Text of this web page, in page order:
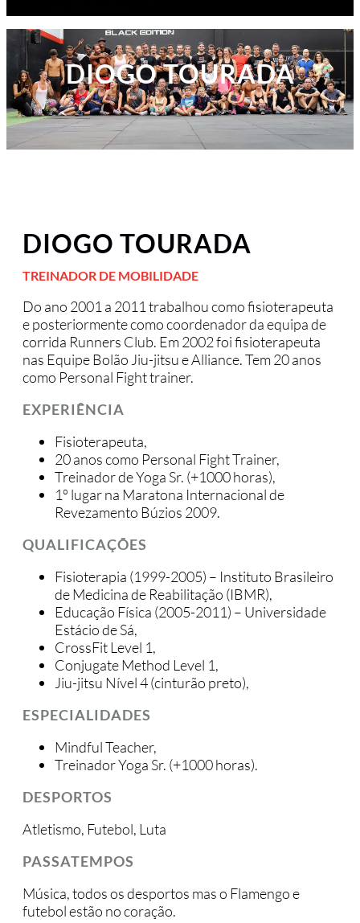
DIOGO TOURADA
DIOGO TOURADA
TREINADOR DE MOBILIDADE
Do ano 2001 a 2011 trabalhou como fisioterapeuta
e posteriormente como coordenador da equipa de
corrida Runners Club. Em 2002 foi fisioterapeuta
nas Equipe Bolão Jiu-jitsu e Alliance. Tem 20 anos
como Personal Fight trainer.
EXPERIÊNCIA
Fisioterapeuta,
20 anos como Personal Fight Trainer,
Treinador de Yoga Sr. (+1000 horas),
1º lugar na Maratona Internacional de
Revezamento Búzios 2009.
QUALIFICAÇÕES
Fisioterapia (1999-2005) – Instituto Brasileiro
de Medicina de Reabilitação (IBMR),
Educação Física (2005-2011) – Universidade
Estácio de Sá,
CrossFit Level 1,
Conjugate Method Level 1,
Jiu-jitsu Nível 4 (cinturão preto),
ESPECIALIDADES
Mindful Teacher,
Treinador Yoga Sr. (+1000 horas).
DESPORTOS
Atletismo, Futebol, Luta
PASSATEMPOS
Música, todos os desportos mas o Flamengo e
futebol estão no coração.